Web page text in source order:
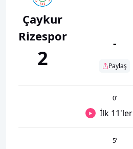
Çaykur
Rizespor
2
-
Paylaş
0’
İlk 11'ler
5’